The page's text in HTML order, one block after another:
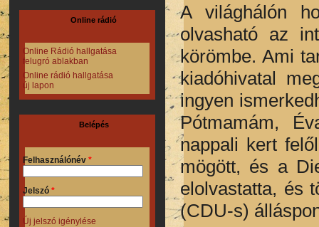
Online rádió
Online Rádió hallgatása
felugró ablakban
Online rádió hallgatása
új lapon
Belépés
Felhasználónév *
Jelszó *
Új jelszó igénylése
A világhálón
olvasható az
körömbe. Ami
kiadóhivatal
ingyen
Pótmamám,
nappali kert
mögött, és a
elolvastatta, és
(CDU-s)